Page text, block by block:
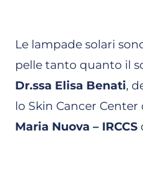
Le lampade solari
pelle tanto quanto il
Dr.ssa Elisa Benati,
lo Skin Cancer Center
Maria Nuova – IRCCS